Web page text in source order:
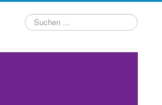
Suchen
...